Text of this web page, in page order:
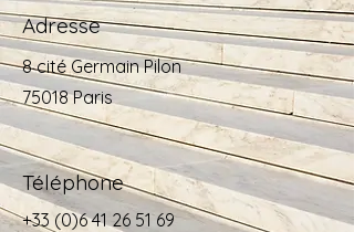
Adresse
8 cité Germain Pilon
75018 Paris
Téléphone
+33 (0)6 41 26 51 69